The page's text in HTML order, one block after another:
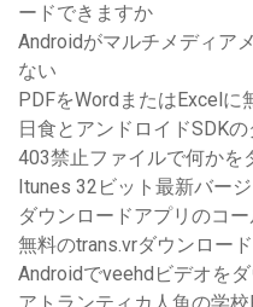
ードできますか
Androidがマルチメディア
ない
PDFをWordまたはExcelに
日食とアンドロイドSDK
403禁止ファイルで何かを
Itunes 32ビット最新バー
ダウンロードアプリのコ
無料のtrans.vrダウンロード
Androidでveehdビデオを